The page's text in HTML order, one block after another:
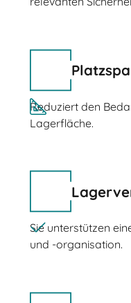
Reduziert den
Lagerfläche.
Sie unterstützen
und -organisation.